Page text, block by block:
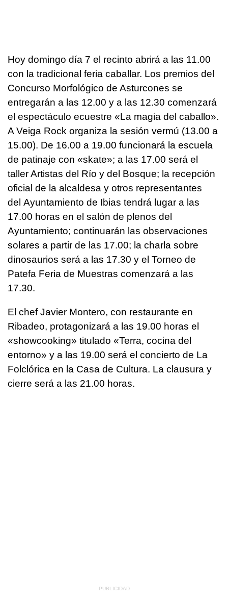
Hoy domingo día 7 el recinto abrirá a las 11.00
con la tradicional feria caballar. Los premios del
Concurso Morfológico de Asturcones se
entregarán a las 12.00 y a las 12.30 comenzará
el espectáculo ecuestre «La magia del caballo».
A Veiga Rock organiza la sesión vermú (13.00 a
15.00). De 16.00 a 19.00 funcionará la escuela
de patinaje con «skate»; a las 17.00 será el
taller Artistas del Río y del Bosque; la recepción
oficial de la alcaldesa y otros representantes
del Ayuntamiento de Ibias tendrá lugar a las
17.00 horas en el salón de plenos del
Ayuntamiento; continuarán las observaciones
solares a partir de las 17.00; la charla sobre
dinosaurios será a las 17.30 y el Torneo de
Patefa Feria de Muestras comenzará a las
17.30.
El chef Javier Montero, con restaurante en
Ribadeo, protagonizará a las 19.00 horas el
«showcooking» titulado «Terra, cocina del
entorno» y a las 19.00 será el concierto de La
Folclórica en la Casa de Cultura. La clausura y
cierre será a las 21.00 horas.